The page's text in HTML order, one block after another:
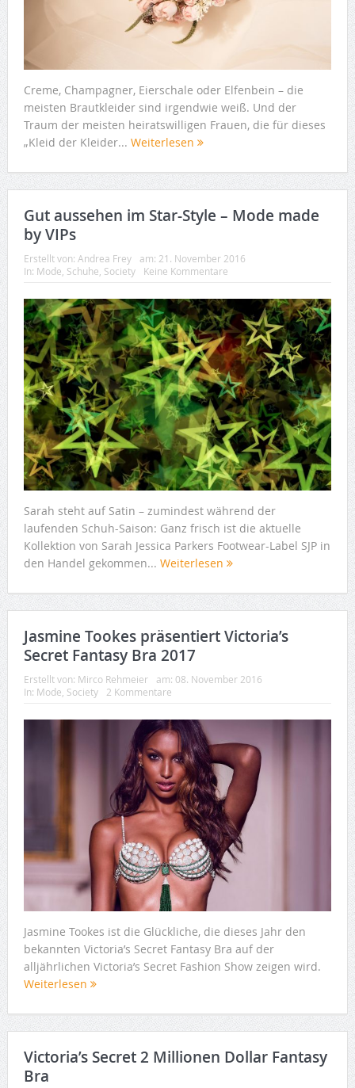
Creme, Champagner, Eierschale oder Elfenbein – die
meisten Brautkleider sind irgendwie weiß. Und der
Traum der meisten heiratswilligen Frauen, die für dieses
„Kleid der Kleider... Weiterlesen
Gut aussehen im Star-Style – Mode made
by VIPs
Erstellt von: Andrea Frey am: 21. November 2016
In: Mode, Schuhe, Society Keine Kommentare
Sarah steht auf Satin – zumindest während der
laufenden Schuh-Saison: Ganz frisch ist die aktuelle
Kollektion von Sarah Jessica Parkers Footwear-Label SJP in
den Handel gekommen... Weiterlesen
Jasmine Tookes präsentiert Victoria’s
Secret Fantasy Bra 2017
Erstellt von: Mirco Rehmeier am: 08. November 2016
In: Mode, Society 2 Kommentare
Jasmine Tookes ist die Glückliche, die dieses Jahr den
bekannten Victoria’s Secret Fantasy Bra auf der
alljährlichen Victoria’s Secret Fashion Show zeigen wird.
Weiterlesen
Victoria’s Secret 2 Millionen Dollar Fantasy
Bra